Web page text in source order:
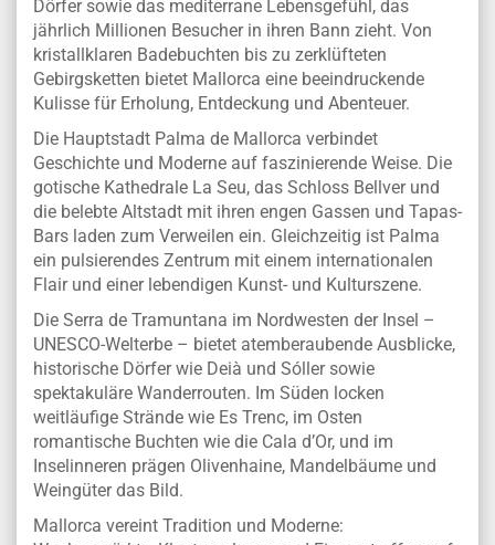
Dörfer sowie das mediterrane Lebensgefühl, das
jährlich Millionen Besucher in ihren Bann zieht. Von
kristallklaren Badebuchten bis zu zerklüfteten
Gebirgsketten bietet Mallorca eine beeindruckende
Kulisse für Erholung, Entdeckung und Abenteuer.
Die Hauptstadt Palma de Mallorca verbindet
Geschichte und Moderne auf faszinierende Weise. Die
gotische Kathedrale La Seu, das Schloss Bellver und
die belebte Altstadt mit ihren engen Gassen und Tapas-
Bars laden zum Verweilen ein. Gleichzeitig ist Palma
ein pulsierendes Zentrum mit einem internationalen
Flair und einer lebendigen Kunst- und Kulturszene.
Die Serra de Tramuntana im Nordwesten der Insel –
UNESCO-Welterbe – bietet atemberaubende Ausblicke,
historische Dörfer wie Deià und Sóller sowie
spektakuläre Wanderrouten. Im Süden locken
weitläufige Strände wie Es Trenc, im Osten
romantische Buchten wie die Cala d’Or, und im
Inselinneren prägen Olivenhaine, Mandelbäume und
Weingüter das Bild.
Mallorca vereint Tradition und Moderne: